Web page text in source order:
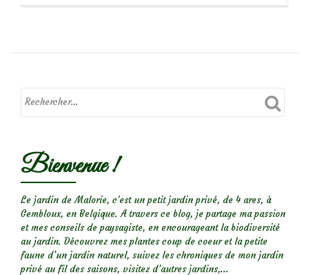
Macro
:
Bienvenue !
Le jardin de Malorie, c'est un petit jardin privé, de 4 ares, à
Gembloux, en Belgique. A travers ce blog, je partage ma passion
et mes conseils de paysagiste, en encourageant la biodiversité
au jardin. Découvrez mes plantes coup de coeur et la petite
faune d’un jardin naturel, suivez les chroniques de mon jardin
privé au fil des saisons, visitez d’autres jardins,...